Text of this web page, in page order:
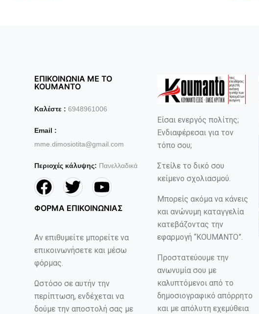
ΕΠΙΚΟΙΝΩΝΙΑ ΜΕ ΤΟ
KOUMANTO
Καλέστε : 6948961006
Email :
mme.dimosiotita@gmail.com
Περιοχές κάλυψης: Πανελλαδικά
ΦΟΡΜΑ ΕΠΙΚΟΙΝΩΝΙΑΣ
Αν επιθυμείτε μπορείτε να
επικοινωνήσετε και μέσω
φόρμας.
Ωστόσο σε αυτήν την
περίπτωση, ενδέχεται να
δούμε την αποστολή σας με
Είσαι ενεργός πολίτης;
Ενδιαφέρεσαι για τον
τόπο σου;
Στείλε το δικό σου
κείμενο σχολιασμού.
Μπορείς ακόμα να κάνεις
και ανώνυμη καταγγελία
κατεβάζοντας την
εφαρμογή “KOUMANTO”.
Προστατεύουμε την
ανωνυμία σου με
καλυπτόμενοι από το
δημοσιογραφικό απόρρητο
και με απόλυτη εχεμύθεια